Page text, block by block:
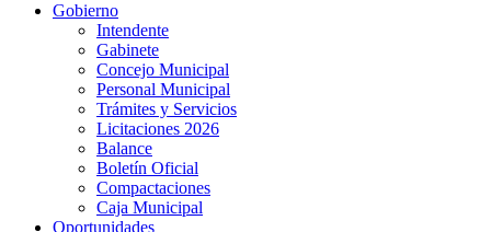
Gobierno
Intendente
Gabinete
Concejo Municipal
Personal Municipal
Trámites y Servicios
Licitaciones 2026
Balance
Boletín Oficial
Compactaciones
Caja Municipal
Oportunidades